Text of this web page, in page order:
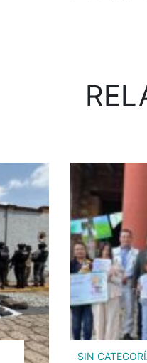
SIN